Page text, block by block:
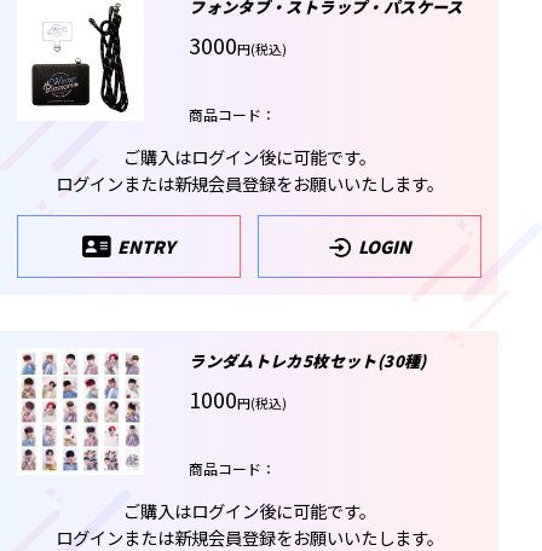
フォンタブ・ストラップ・パスケース
3000円(税込)
商品コード：
ご購入はログイン後に可能です。
ログインまたは新規会員登録をお願いいたします。
ENTRY LOGIN
ランダムトレカ5枚セット(30種)
1000円(税込)
商品コード：
ご購入はログイン後に可能です。
ログインまたは新規会員登録をお願いいたします。